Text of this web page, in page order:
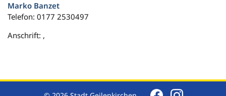
Marko Banzet
Telefon: 0177 2530497
Anschrift: ,